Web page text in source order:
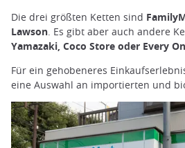
Die drei größten Ketten sind
Lawson. Es gibt aber auch andere
Yamazaki, Coco Store oder Every
Für ein gehobeneres
eine Auswahl an importierten und